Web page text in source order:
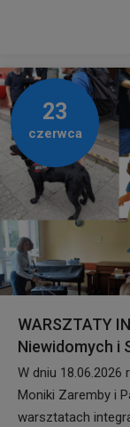
23
czerwca
WARSZTATY
Niewidomych i
W dniu 18.06.2026
Moniki Zaremby i
warsztatach